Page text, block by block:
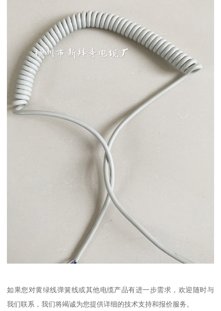
如果您对黄绿线弹簧线或其他电缆产品有进一步需求，欢迎随时与
我们联系，我们将竭诚为您提供详细的技术支持和报价服务。